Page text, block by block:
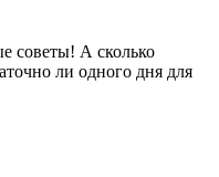
советы! А сколько
ли одного дня для